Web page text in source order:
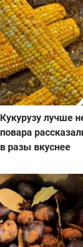
Кукурузу лучше
повара
в разы вкуснее